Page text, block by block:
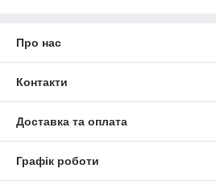
Про нас
Контакти
Доставка та оплата
Графік роботи